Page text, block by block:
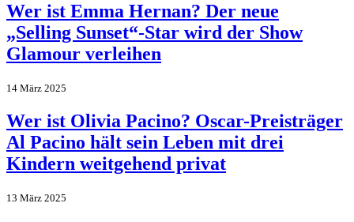
Wer ist Emma Hernan? Der neue
„Selling Sunset“-Star wird der Show
Glamour verleihen
14 März 2025
Wer ist Olivia Pacino? Oscar-Preisträger
Al Pacino hält sein Leben mit drei
Kindern weitgehend privat
13 März 2025